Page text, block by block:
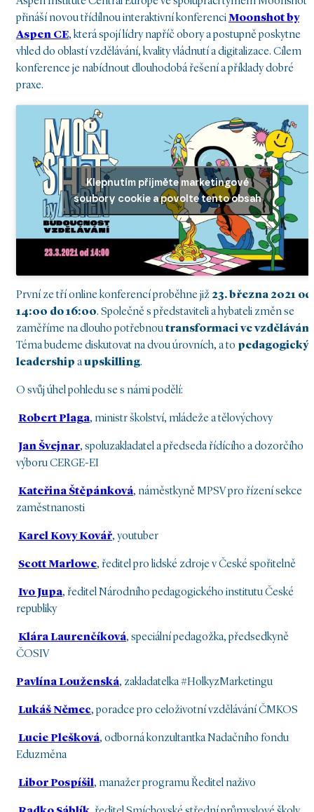
přináší novou třídílnou interaktivní konferenciMoonshot by
Aspen CE, která spojí lídry napříč obory a postupně poskytne
vhled do oblastí vzdělávání, kvality vládnutí a digitalizace. Cílem
konference je nabídnout dlouhodobá řešení a příklady dobré
praxe.
Klepnutím přijměte marketingové
soubory cookie a povolte tento obsah
První ze tří online konferencí proběhne již 23. března 2021 od
14:00 do 16:00. Společně s představiteli a hybateli změn se
zaměříme na dlouho potřebnoutransformaci ve vzdělávání
Téma budeme diskutovat na dvou úrovních, a to pedagogický
leadership aupskilling.
O svůj úhel pohledu se s námi podělí:
Robert Plaga, ministr školství, mládeže a tělovýchovy
Jan Švejnar, spoluzakladatel a předseda řídícího a dozorčího
výboru CERGE-EI
Kateřina Štěpánková, náměstkyně MPSV pro řízení sekce
zaměstnanosti
Karel Kovy Kovář, youtuber
Scott Marlowe, ředitel pro lidské zdroje v České spořitelně
Ivo Jupa, ředitel Národního pedagogického institutu České
republiky
Klára Laurenčíková, speciální pedagožka, předsedkyně
ČOSIV
Pavlína Louženská, zakladatelka #HolkyzMarketingu
Lukáš Němec, poradce pro celoživotní vzdělávání ČMKOS
Lucie Plešková, odborná konzultantka Nadačního fondu
Eduzměna
Libor Pospíšil, manažer programu Ředitel naživo